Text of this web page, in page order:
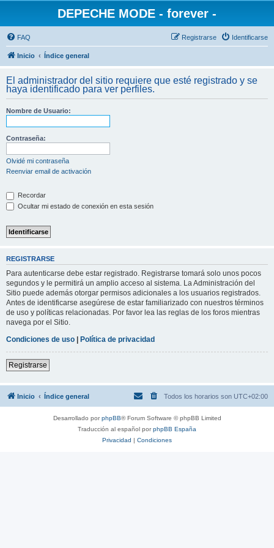
DEPECHE MODE - forever -
FAQ Identificarse
Registrarse
Inicio Índice general
El administrador del sitio requiere que esté registrado y se
haya identificado para ver perfiles.
Nombre de Usuario:
Contraseña:
Olvidé mi contraseña
Reenviar email de activación
Recordar
Ocultar mi estado de conexión en esta sesión
REGISTRARSE
Para autenticarse debe estar registrado. Registrarse tomará solo unos pocos
segundos y le permitirá un amplio acceso al sistema. La Administración del
Sitio puede además otorgar permisos adicionales a los usuarios registrados.
Antes de identificarse asegúrese de estar familiarizado con nuestros términos
de uso y políticas relacionadas. Por favor lea las reglas de los foros mientras
navega por el Sitio.
Condiciones de uso | Política de privacidad
Registrarse
Inicio Índice general Todos los horarios son UTC+02:00
Desarrollado porphpBB® Forum Software © phpBB Limited
Traducción al español porphpBB España
Privacidad | Condiciones